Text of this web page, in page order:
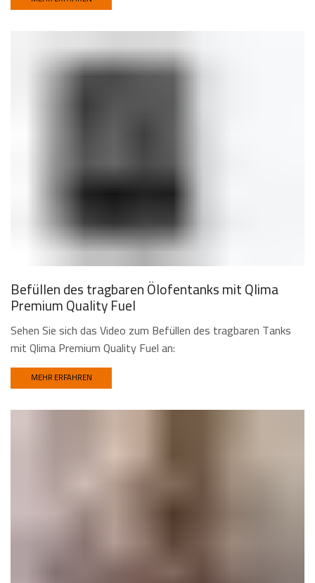
Befüllen des tragbaren Ölofentanks mit Qlima
Premium Quality Fuel
Sehen Sie sich das Video zum Befüllen des tragbaren Tanks
mit Qlima Premium Quality Fuel an:
MEHR ERFAHREN